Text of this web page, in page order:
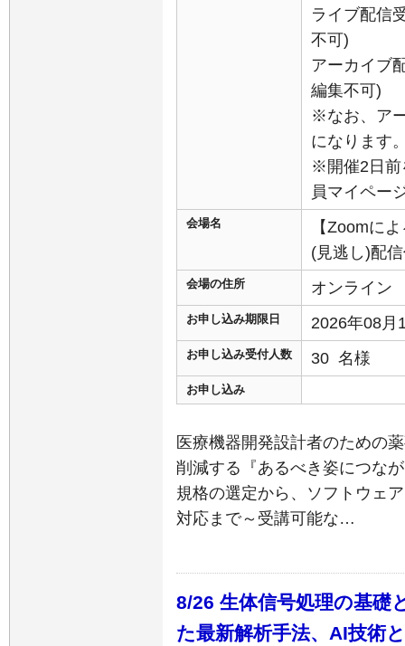
ライブ配信
不可)
アーカイブ
編集不可)
※なお、ア
になります
※開催2日前
員マイペー
会場名
【Zoomに
(見逃し)配
会場の住所 オンライン
お申し込み期限日 2026年08月
お申し込み受付人数 30 名様
お申し込み
医療機器開発設計者のための
削減する『あるべき姿につな
規格の選定から、ソフトウェ
対応まで～受講可能な…
8/26 生体信号処理の基礎
た最新解析手法、AI技術